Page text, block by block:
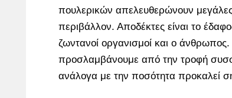
πουλερικών απελευθερώνουν
περιβάλλον. Αποδέκτες είναι το
ζωντανοί οργανισμοί και ο
προσλαμβάνουμε από την τροφή
ανάλογα με την ποσότητα προκαλεί